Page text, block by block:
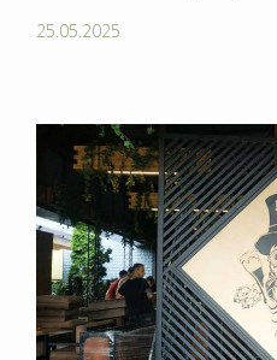
25.05.2025